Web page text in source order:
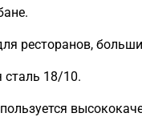
ресторанов,
сталь 18/10.